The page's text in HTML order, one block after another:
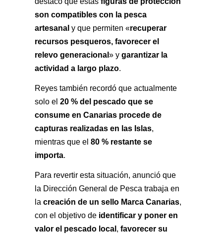
son compatibles con la pesca
artesanal y que permiten «recuperar
recursos pesqueros, favorecer el
relevo generacional» y garantizar la
actividad a largo plazo.
Reyes también recordó que actualmente
solo el 20 % del pescado que se
consume en Canarias procede de
capturas realizadas en las Islas,
mientras que el 80 % restante se
importa.
Para revertir esta situación, anunció que
la Dirección General de Pesca trabaja en
la creación de un sello Marca Canarias,
con el objetivo de identificar y poner en
valor el pescado local, favorecer su